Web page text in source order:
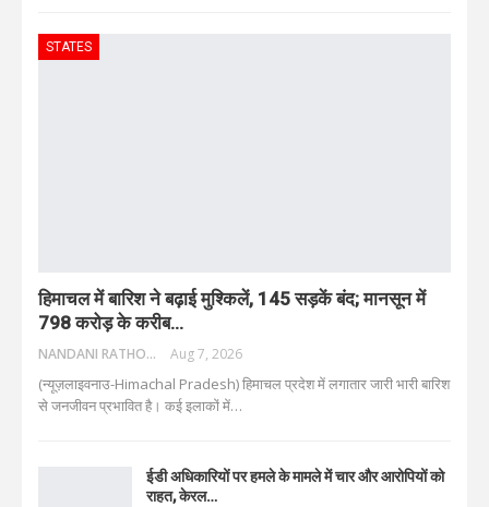
STATES
हिमाचल में बारिश ने बढ़ाई मुश्किलें, 145 सड़कें बंद; मानसून में
798 करोड़ के करीब…
NANDANI RATHORE Aug 7, 2026
(न्यूज़लाइवनाउ-Himachal Pradesh) हिमाचल प्रदेश में लगातार जारी भारी बारिश
से जनजीवन प्रभावित है। कई इलाकों में…
ईडी अधिकारियों पर हमले के मामले में चार और आरोपियों को
राहत, केरल…